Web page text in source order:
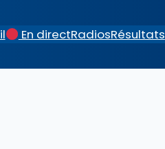
En directRadiosRésultats